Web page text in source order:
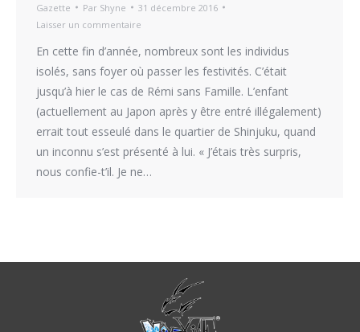
Gazette Par Shyne
31 décembre 2016
Laisser un commentaire
En cette fin d’année, nombreux sont les individus
isolés, sans foyer où passer les festivités. C’était
jusqu’à hier le cas de Rémi sans Famille. L’enfant
(actuellement au Japon après y être entré illégalement)
errait tout esseulé dans le quartier de Shinjuku, quand
un inconnu s’est présenté à lui. « J’étais très surpris,
nous confie-t’il. Je ne…